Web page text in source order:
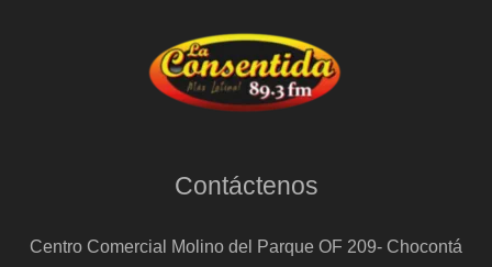
Contáctenos
Centro Comercial Molino del Parque OF 209- Chocontá